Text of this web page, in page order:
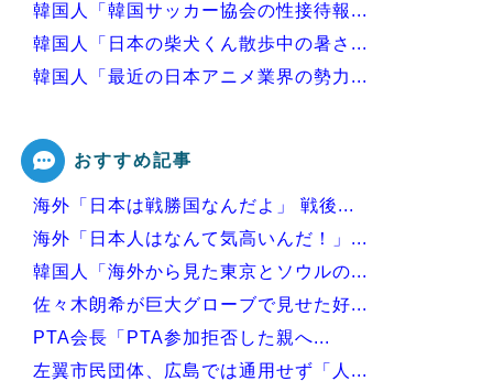
韓国人「韓国サッカー協会の性接待報...
韓国人「日本の柴犬くん散歩中の暑さ...
韓国人「最近の日本アニメ業界の勢力...
Powered by livedoor 相互RSS
おすすめ記事
海外「日本は戦勝国なんだよ」 戦後...
海外「日本人はなんて気高いんだ！」...
韓国人「海外から見た東京とソウルの...
佐々木朗希が巨大グローブで見せた好...
PTA会長「PTA参加拒否した親へ...
左翼市民団体、広島では通用せず「人...